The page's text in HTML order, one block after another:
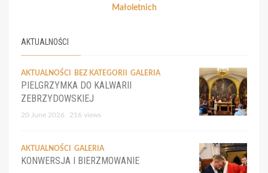
Małoletnich
AKTUALNOŚCI
AKTUALNOŚCI BEZ KATEGORII GALERIA
PIELGRZYMKA DO KALWARII
ZEBRZYDOWSKIEJ
20 June 2026 216 views
AKTUALNOŚCI GALERIA
KONWERSJA I BIERZMOWANIE